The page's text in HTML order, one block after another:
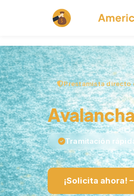
Prestamista directo
Tramitación
¡Solicita ahora!